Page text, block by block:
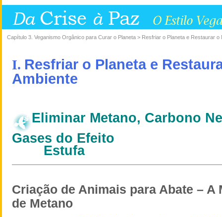
Capítulo 3. Veganismo Orgânico para Curar o Planeta > Resfriar o Planeta e Restaurar o
I. Resfriar o Planeta e
Ambiente
Eliminar Metano, Carbono
Gases do Efeito
Estufa
Criação de Animais para Abate – A
de Metano